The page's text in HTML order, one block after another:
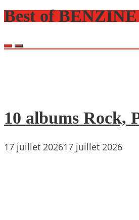
Best of BENZINE
10 albums Rock,
17 juillet 202617 juillet 2026